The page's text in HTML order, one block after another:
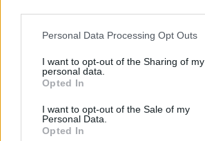
Personal Data Processing Opt Outs
I want to opt-out of the Sharing of my
personal data.
Opted In
I want to opt-out of the Sale of my
Personal Data.
Opted In